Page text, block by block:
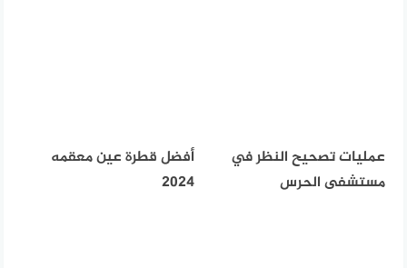
عمليات تصحيح النظر في
مستشفى الحرس
أفضل قطرة عين معقمه
2024